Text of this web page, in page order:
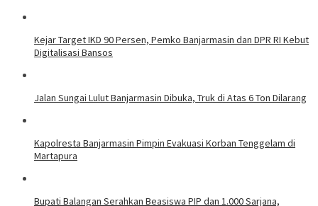
Kejar Target IKD 90 Persen, Pemko Banjarmasin dan DPR RI Kebut
Digitalisasi Bansos
Jalan Sungai Lulut Banjarmasin Dibuka, Truk di Atas 6 Ton Dilarang
Kapolresta Banjarmasin Pimpin Evakuasi Korban Tenggelam di
Martapura
Bupati Balangan Serahkan Beasiswa PIP dan 1.000 Sarjana,